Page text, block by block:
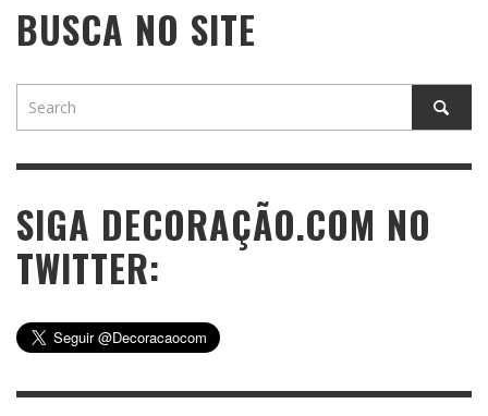
BUSCA NO SITE
SIGA DECORAÇÃO.COM NO
TWITTER: